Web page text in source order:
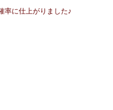
率に仕上がりました♪